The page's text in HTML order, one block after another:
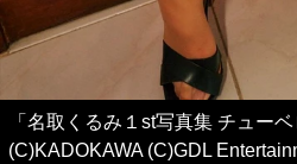
「名取くるみ１st写真集 チュー
(C)KADOKAWA (C)GDL